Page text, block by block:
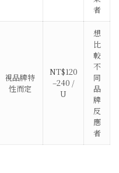
者
視品牌特
性而定
NT$120
–240 /
U
想
比
較
不
同
品
牌
反
應
者